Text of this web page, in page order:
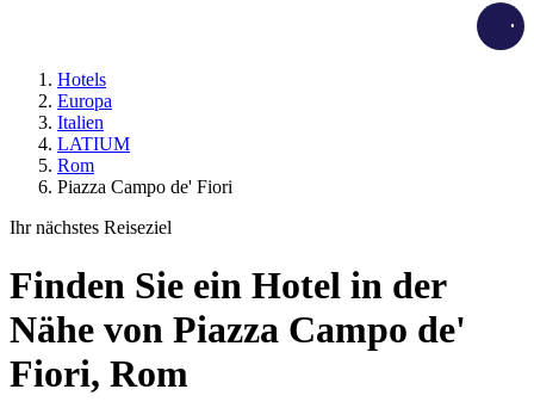
Hotels
Europa
Italien
LATIUM
Rom
Piazza Campo de' Fiori
Ihr nächstes Reiseziel
Finden Sie ein Hotel in der
Nähe von Piazza Campo de'
Fiori, Rom